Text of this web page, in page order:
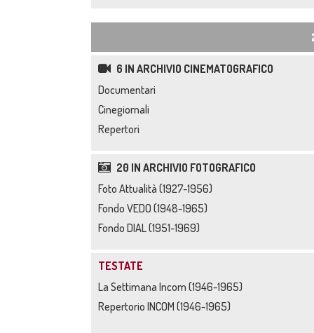
6 IN ARCHIVIO CINEMATOGRAFICO
Documentari
Cinegiornali
Repertori
20 IN ARCHIVIO FOTOGRAFICO
Foto Attualità (1927-1956)
Fondo VEDO (1948-1965)
Fondo DIAL (1951-1969)
TESTATE
La Settimana Incom (1946-1965)
Repertorio INCOM (1946-1965)